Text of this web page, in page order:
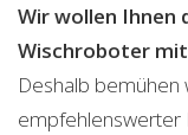
Wir wollen Ihnen
Wischroboter
Deshalb bemühen
empfehlenswerter